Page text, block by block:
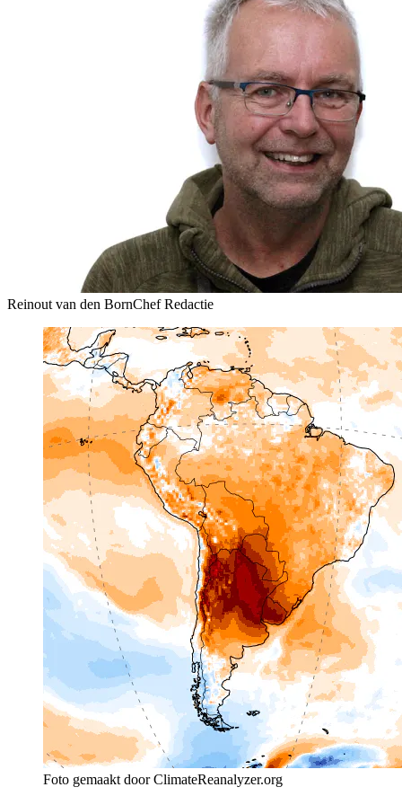
Reinout van den BornChef Redactie
Foto gemaakt door ClimateReanalyzer.org